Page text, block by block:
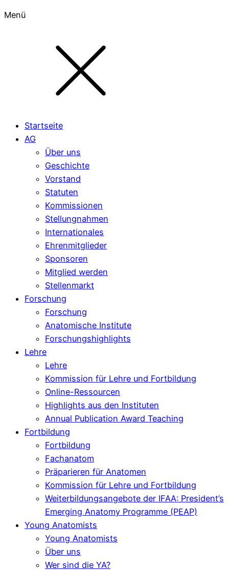
Menü
Startseite
AG
Über uns
Geschichte
Vorstand
Statuten
Kommissionen
Stellungnahmen
Internationales
Ehrenmitglieder
Sponsoren
Mitglied werden
Stellenmarkt
Forschung
Forschung
Anatomische Institute
Forschungshighlights
Lehre
Lehre
Kommission für Lehre und Fortbildung
Online-Ressourcen
Highlights aus den Instituten
Annual Publication Award Teaching
Fortbildung
Fortbildung
Fachanatom
Präparieren für Anatomen
Kommission für Lehre und Fortbildung
Weiterbildungsangebote der IFAA: President’s
Emerging Anatomy Programme (PEAP)
Young Anatomists
Young Anatomists
Über uns
Wer sind die YA?